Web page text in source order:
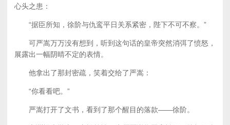
心头之患：
“据臣所知，徐阶与仇鸾平日关系紧密，陛下不可不察。”
可严嵩万万没有想到，听到这句话的皇帝突然消弭了愤怒，
展露出一幅阴晴不定的表情。
他拿出了那封密疏，笑着交给了严嵩：
“你看看吧。”
严嵩打开了文书，看到了那个醒目的落款——徐阶。